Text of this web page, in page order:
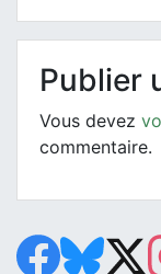
Publier
Vous devez
commentaire.